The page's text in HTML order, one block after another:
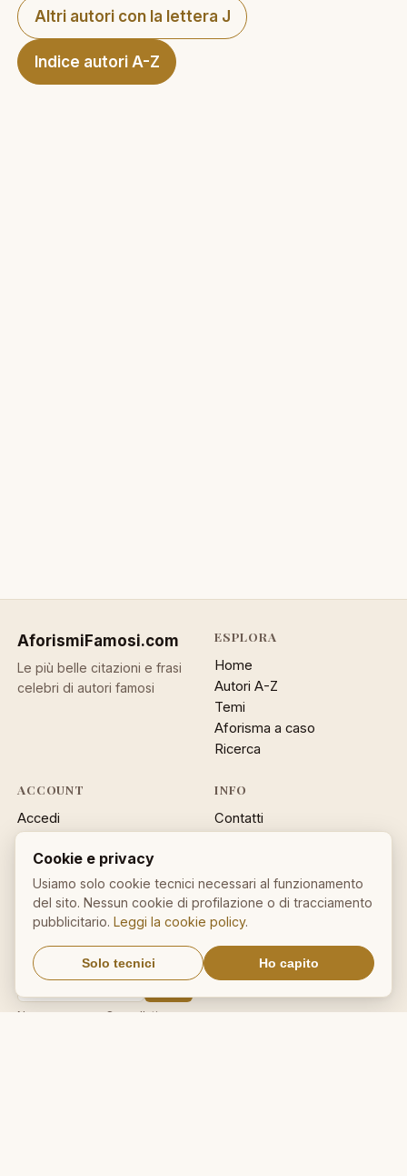
Altri autori con la lettera J
Indice autori A-Z
AforismiFamosi.com
Le più belle citazioni e frasi
celebri di autori famosi
ESPLORA
Home
Autori A-Z
Temi
Aforisma a caso
Ricerca
ACCOUNT
Accedi
Registrati
Password dimenticata
INFO
Contatti
Sitemap
NEWSLETTER
Un aforisma nella tua email
OK
Nessuno spam. Cancellati con
Cookie e privacy
Usiamo solo cookie tecnici necessari al funzionamento
del sito. Nessun cookie di profilazione o di tracciamento
pubblicitario.Leggi la cookie policy.
Solo tecnici Ho capito